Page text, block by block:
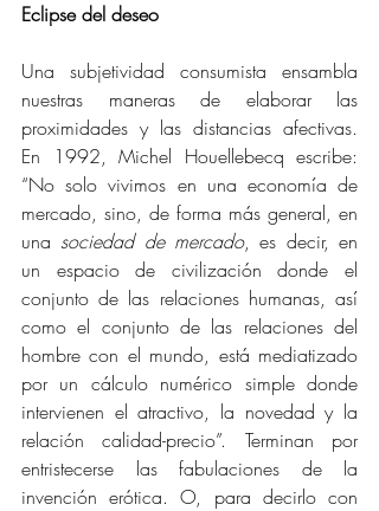
Eclipse del deseo
Una subjetividad consumista ensambla
nuestras maneras de elaborar las
proximidades y las distancias afectivas.
En 1992, Michel Houellebecq escribe:
“No solo vivimos en una economía de
mercado, sino, de forma más general, en
una sociedad de mercado, es decir, en
un espacio de civilización donde el
conjunto de las relaciones humanas, así
como el conjunto de las relaciones del
hombre con el mundo, está mediatizado
por un cálculo numérico simple donde
intervienen el atractivo, la novedad y la
relación calidad-precio”. Terminan por
entristecerse las fabulaciones de la
invención erótica. O, para decirlo con